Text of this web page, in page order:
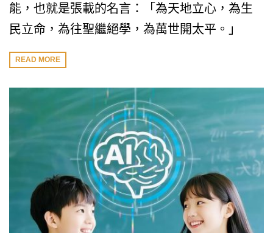
能，也就是張載的名言：「為天地立心，為生
民立命，為往聖繼絕學，為萬世開太平。」
READ MORE